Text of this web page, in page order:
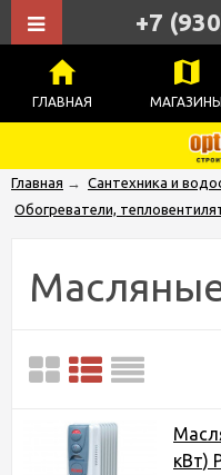
ГЛАВНАЯ МАГАЗИНЫ
+7
Главная → Сантехника и
Обогреватели,
кВт)